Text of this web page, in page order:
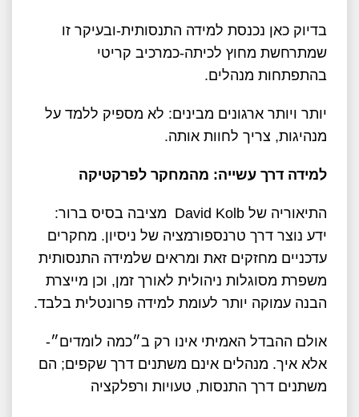
בדיוק כאן נכנסת למידה התנסותית-ובעיקר זו
שמתרחשת מחוץ לכיתה-כמרכיב קריטי
בהתפתחות מנהלים.
יותר ויותר ארגונים מבינים: לא מספיק ללמד על
מנהיגות, צריך לחוות אותה.
למידה דרך עשייה: מהמחקר לפרקטיקה
התיאוריה של David Kolb מציבה בסיס ברור:
ידע נוצר דרך טרנספורמציה של ניסיון. מחקרים
עדכניים מחזקים זאת ומראים שלמידה התנסותית
משפרת מסוגלות ניהולית לאורך זמן, וכן מייצרת
הבנה עמוקה יותר לעומת למידה פרונטלית בלבד.
אולם ההבדל האמיתי אינו רק ב״כמה לומדים״-
אלא איך. מנהלים אינם משתנים דרך שקפים; הם
משתנים דרך התנסות, טעויות ורפלקציה